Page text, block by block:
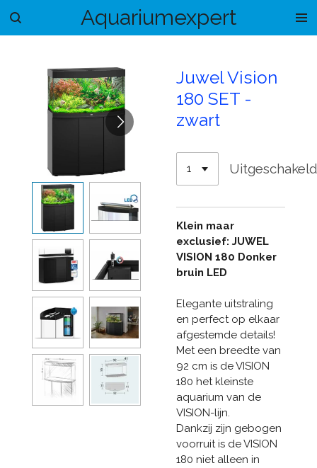
Ga
hoofdinhoud
Aquariumexpert
Juwel Vision
180 SET -
zwart
Klein maar
exclusief: JUWEL
VISION 180 Donker
bruin LED
Elegante uitstraling
en perfect op elkaar
afgestemde details!
Met een breedte van
92 cm is de VISION
180 het kleinste
aquarium van de
VISION-lijn.
Dankzij zijn gebogen
voorruit is de VISION
180 niet alleen in